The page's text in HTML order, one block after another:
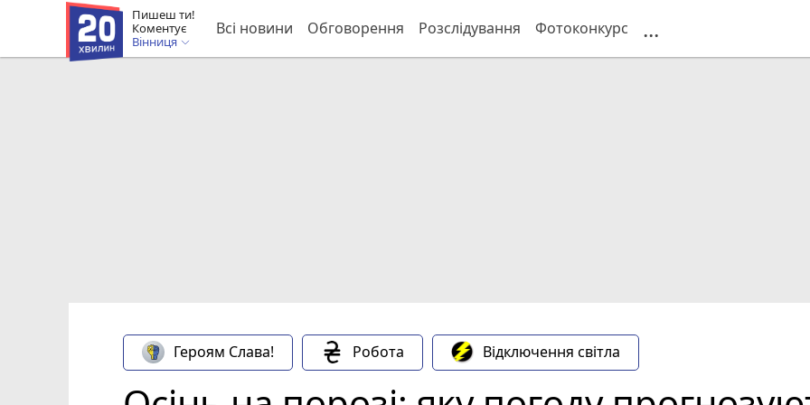
Пишеш ти!
Коментує
Вінниця
Всі новини Обговорення Розслідування Фотоконкурс ...
Героям Слава! Робота Відключення світла